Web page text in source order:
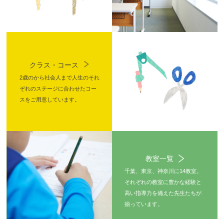
クラス・コース
2歳のから社会人まで人生のそれ
ぞれのステージに合わせたコー
スをご用意しています。
教室一覧
千葉、東京、神奈川に14教室。
それぞれの教室に豊かな経験と
高い指導力を備えた先生たちが
揃っています。